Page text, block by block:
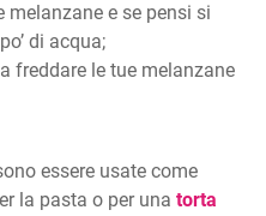
e se pensi si
di acqua;
freddare le tue melanzane
essere usate come
la pasta o per una torta